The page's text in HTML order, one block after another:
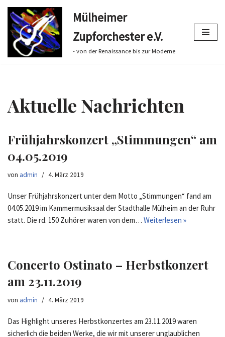
Zum
Inhalt
springen
Mülheimer
Zupforchester e.V.
- von der Renaissance bis zur Moderne
Aktuelle Nachrichten
Frühjahrskonzert „Stimmungen“ am
04.05.2019
von admin 4. März 2019
Unser Frühjahrskonzert unter dem Motto „Stimmungen“ fand am
04.05.2019 im Kammermusiksaal der Stadthalle Mülheim an der Ruhr
statt. Die rd. 150 Zuhörer waren von dem… Weiterlesen »
Concerto Ostinato – Herbstkonzert
am 23.11.2019
von admin 4. März 2019
Das Highlight unseres Herbstkonzertes am 23.11.2019 waren
sicherlich die beiden Werke, die wir mit unserer unglaublichen